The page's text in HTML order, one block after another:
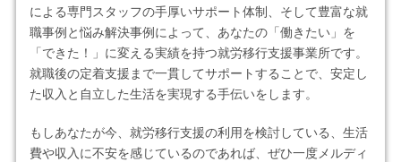
による専門スタッフの手厚いサポート体制、そして豊富な就
職事例と悩み解決事例によって、あなたの「働きたい」を
「できた！」に変える実績を持つ就労移行支援事業所です。
就職後の定着支援まで一貫してサポートすることで、安定し
た収入と自立した生活を実現する手伝いをします。
もしあなたが今、就労移行支援の利用を検討している、生活
費や収入に不安を感じているのであれば、ぜひ一度メルディ